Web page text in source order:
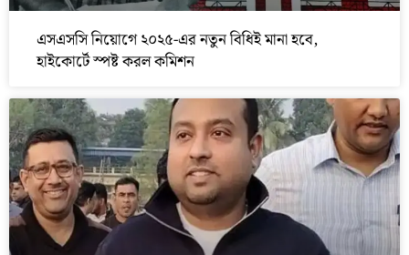
এসএসসি নিয়োগে ২০২৫-এর নতুন বিধিই মানা হবে,
হাইকোর্টে স্পষ্ট করল কমিশন